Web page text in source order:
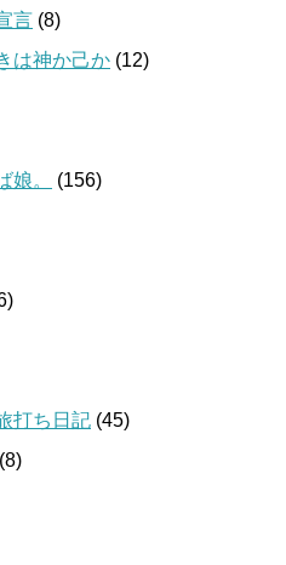
言 (8)
は神か己か (12)
娘。
(156)
打ち日記 (45)
(8)